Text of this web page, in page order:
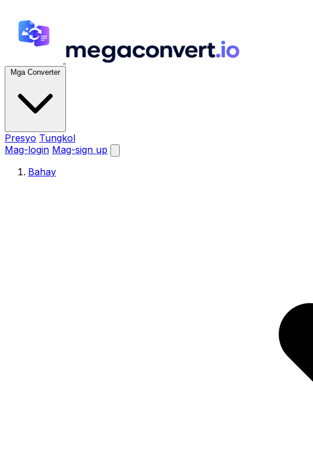
Mga Converter
Presyo Tungkol
Mag-login Mag-sign up
Bahay